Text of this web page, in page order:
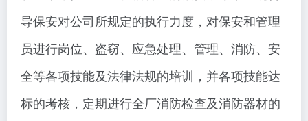
导保安对公司所规定的执行力度，对保安和管理
员进行岗位、盗窃、应急处理、管理、消防、安
全等各项技能及法律法规的培训，并各项技能达
标的考核，定期进行全厂消防检查及消防器材的